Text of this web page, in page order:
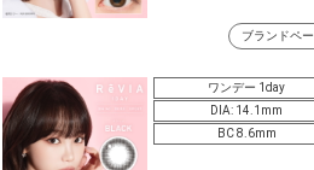
ブランドペ
ワンデー 1day
DIA: 14.1mm
BC 8.6mm